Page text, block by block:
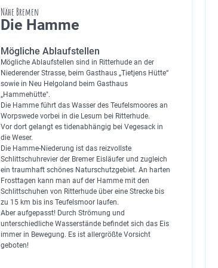
Nähe Bremen
Die Hamme
Mögliche Ablaufstellen
Mögliche Ablaufstellen sind in Ritterhude an der
Niederender Strasse, beim Gasthaus „Tietjens Hütte“
sowie in Neu Helgoland beim Gasthaus
„Hammehütte".
Die Hamme führt das Wasser des Teufelsmoores an
Worpswede vorbei in die Lesum bei Ritterhude.
Vor dort gelangt es tidenabhängig bei Vegesack in
die Weser.
Die Hamme-Niederung ist das reizvollste
Schlittschuhrevier der Bremer Eisläufer und zugleich
ein traumhaft schönes Naturschutzgebiet. An harten
Frosttagen kann man auf der Hamme mit den
Schlittschuhen von Ritterhude über eine Strecke bis
zu 15 km bis ins Teufelsmoor laufen.
Aber aufgepasst! Durch Strömung und
unterschiedliche Wasserstände befindet sich das Eis
immer in Bewegung. Es ist allergrößte Vorsicht
geboten!